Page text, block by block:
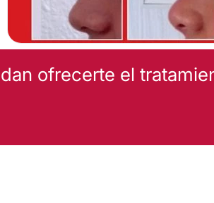
RINOMODELACIÓN
ofrecerte el